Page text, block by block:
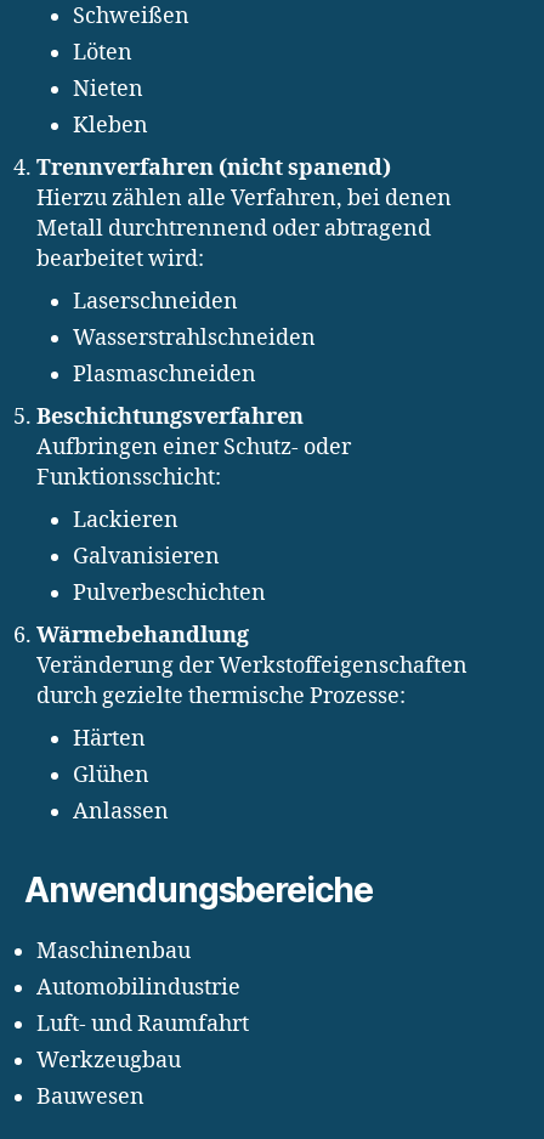
Schweißen
Löten
Nieten
Kleben
Trennverfahren (nicht spanend)
Hierzu zählen alle Verfahren, bei denen
Metall durchtrennend oder abtragend
bearbeitet wird:
Laserschneiden
Wasserstrahlschneiden
Plasmaschneiden
Beschichtungsverfahren
Aufbringen einer Schutz- oder
Funktionsschicht:
Lackieren
Galvanisieren
Pulverbeschichten
Wärmebehandlung
Veränderung der Werkstoffeigenschaften
durch gezielte thermische Prozesse:
Härten
Glühen
Anlassen
Anwendungsbereiche
Maschinenbau
Automobilindustrie
Luft- und Raumfahrt
Werkzeugbau
Bauwesen